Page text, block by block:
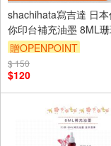
shachihata寫吉達 日
你印台補充油墨 8ML
贈OPENPOINT
$ 150
$120